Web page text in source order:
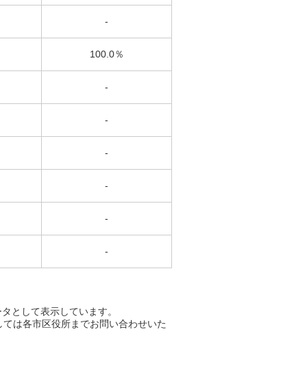
-
100.0％
-
-
-
-
-
-
として表示しています。
は各市区役所までお問い合わせいた